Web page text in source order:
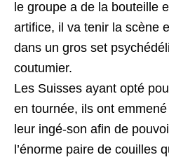
le groupe a de la bouteille
artifice, il va tenir la scène
dans un gros set
coutumier.
Les Suisses ayant opté
en tournée, ils ont
leur ingé-son afin de
l’énorme paire de couilles